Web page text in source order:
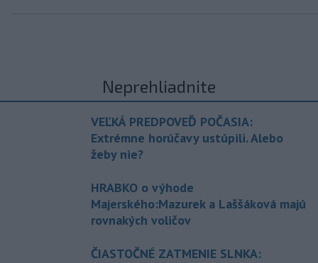
Neprehliadnite
VEĽKÁ PREDPOVEĎ POČASIA:
Extrémne horúčavy ustúpili. Alebo
žeby nie?
HRABKO o výhode
Majerského:Mazurek a Laššáková majú
rovnakých voličov
ČIASTOČNÉ ZATMENIE SLNKA: